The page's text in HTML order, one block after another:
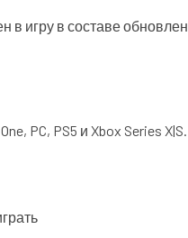
в игру в составе
PC, PS5 и Xbox Series X|S.